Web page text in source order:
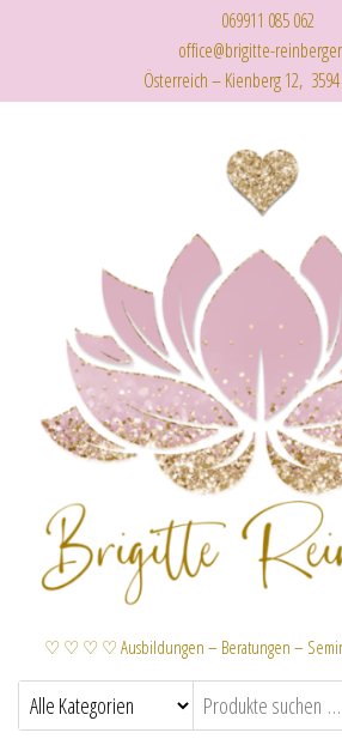
069911 085 062
office@brigitte-
Österreich – Kienberg 12,
♡ ♡ ♡ ♡ Ausbildungen – Beratungen –